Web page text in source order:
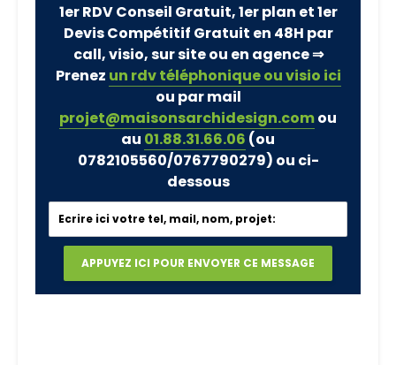
1er RDV Conseil Gratuit, 1er plan et 1er
Devis Compétitif Gratuit en 48H par
call, visio, sur site ou en agence ⇒
Prenez un rdv téléphonique ou visio ici
ou par mail
projet@maisonsarchidesign.comou
au 01.88.31.66.06 (ou
0782105560/0767790279) ou ci-
dessous